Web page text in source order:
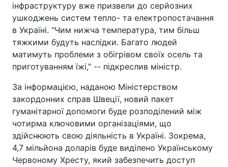
інфраструктуру вже призвели до серйозних
ушкоджень систем тепло- та електропостачання
в Україні. "Чим нижча температура, тим більш
тяжкими будуть наслідки. Багато людей
матимуть проблеми з обігрівом своїх осель та
приготуванням їжі," -- підкреслив міністр.
За інформацією, наданою Міністерством
закордонних справ Швеції, новий пакет
гуманітарної допомоги буде розподілений між
чотирма ключовими організаціями, що
здійснюють свою діяльність в Україні. Зокрема,
4,7 мільйона доларів буде виділено Українському
Червоному Хресту, який забезпечить доступ